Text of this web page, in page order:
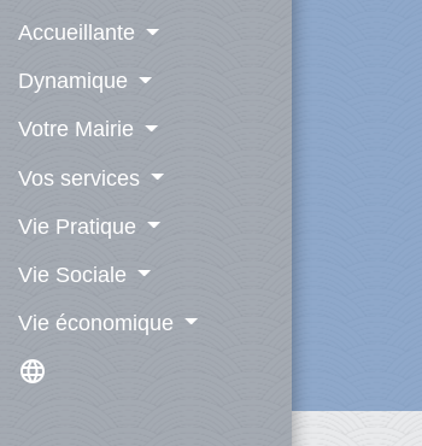
Accueillante
Dynamique
Votre Mairie
Vos services
Vie Pratique
Vie Sociale
Vie économique
language